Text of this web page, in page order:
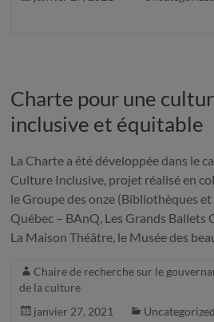
Charte pour une
inclusive et équitable
La Charte a été développée dans le
Culture Inclusive, projet réalisé en
le Groupe des onze (Bibliothèques
Québec – BAnQ, Les Grands Ballets
La Maison Théâtre, le Musée des
Chaire de recherche sur le
de la culture
janvier 27, 2021
Uncategorized